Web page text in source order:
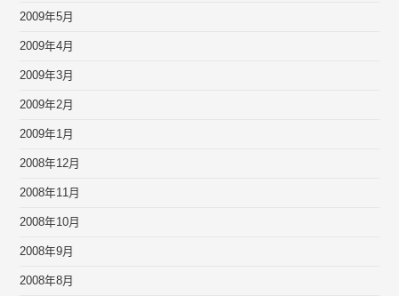
2009年5月
2009年4月
2009年3月
2009年2月
2009年1月
2008年12月
2008年11月
2008年10月
2008年9月
2008年8月